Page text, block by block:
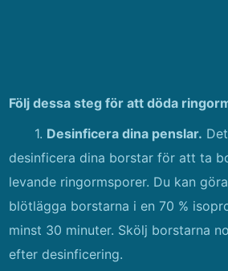
Följ dessa steg för att döda
1. Desinficera dina penslar.
desinficera dina borstar för att ta
levande ringormsporer. Du kan
blötlägga borstarna i en 70 %
minst 30 minuter. Skölj borstarna
efter desinficering.